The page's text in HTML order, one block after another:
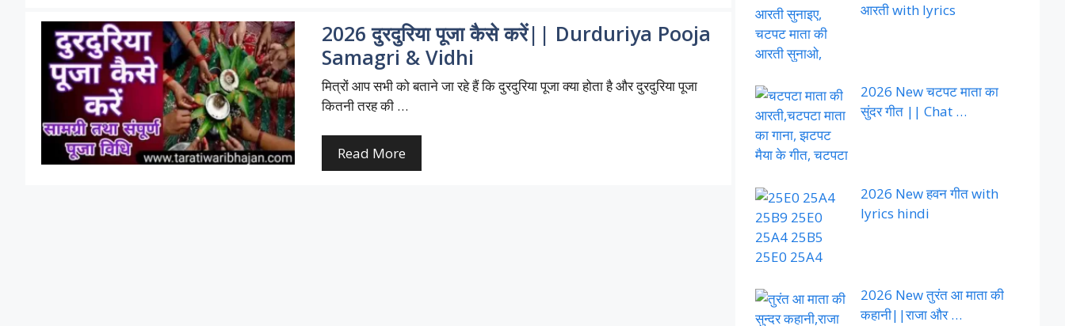
2026 दुरदुरिया पूजा कैसे करें|| Durduriya Pooja
Samagri & Vidhi
मित्रों आप सभी को बताने जा रहे हैं कि दुरदुरिया पूजा क्या होता है और दुरदुरिया पूजा
कितनी तरह की …
Read More
आरती with lyrics
2026 New चटपट माता का
सुंदर गीत || Chat …
2026 New हवन गीत with
lyrics hindi
2026 New तुरंत आ माता की
कहानी||राजा और …